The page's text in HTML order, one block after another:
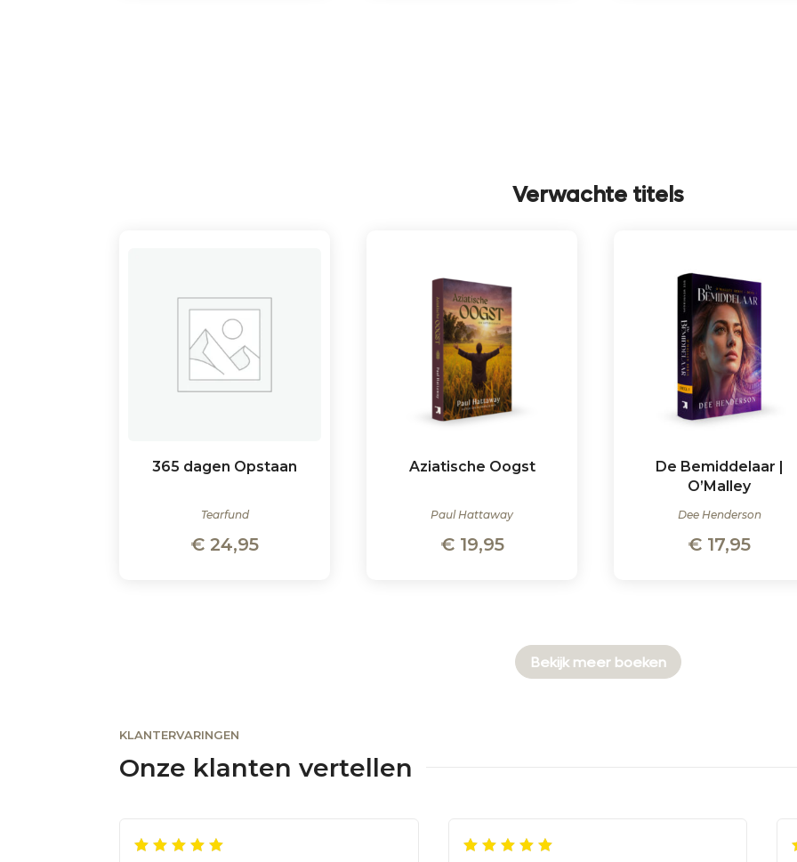
Verwachte titels
365 dagen Opstaan
Tearfund
€ 24,95
Aziatische Oogst
Paul Hattaway
€19,95
De Bemiddelaar |
O’Malley
Dee Henderson
€ 17,95
Bekijk meer boeken
KLANTERVARINGEN
Onze klanten vertellen